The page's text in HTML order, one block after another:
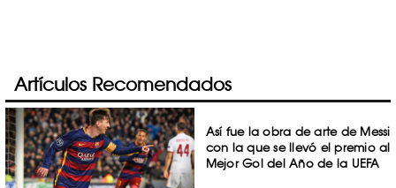
Artículos Recomendados
Así fue la obra de arte de Messi
con la que se llevó el premio al
Mejor Gol del Año de la UEFA